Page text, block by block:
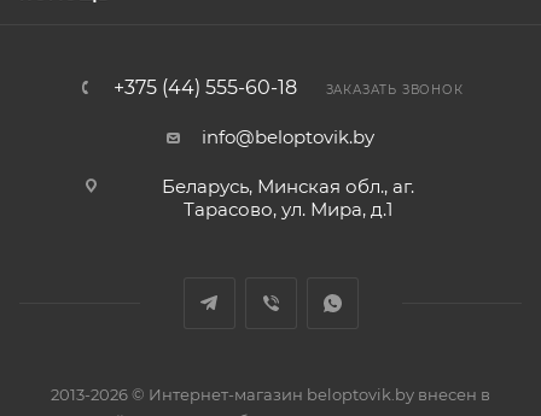
+375 (44) 555-60-18 ЗАКАЗАТЬ ЗВОНОК
info@beloptovik.by
Беларусь, Минская обл., аг.
Тарасово, ул. Мира, д.1
2013-2026 © Интернет-магазин beloptovik.by внесен в